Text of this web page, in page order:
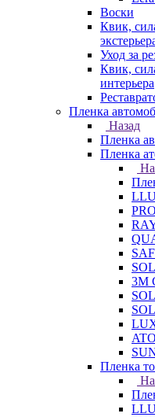
Воски
Квик,
Уход за
Квик,
интерьера
Пленка
Назад
Пленка
Пленка
3M
Пленка